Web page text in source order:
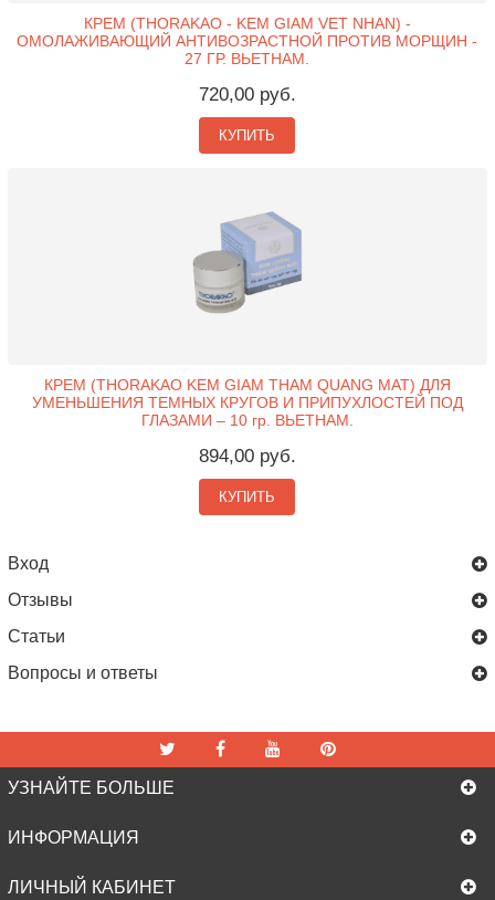
КРЕМ (THORAKAO - KEM GIAM VET NHAN) -
ОМОЛАЖИВАЮЩИЙ АНТИВОЗРАСТНОЙ ПРОТИВ МОРЩИН -
27 ГР. ВЬЕТНАМ.
720,00 руб.
КУПИТЬ
КРЕМ (THORAKAO KEM GIAM THAM QUANG MAT) ДЛЯ
УМЕНЬШЕНИЯ ТЕМНЫХ КРУГОВ И ПРИПУХЛОСТЕЙ ПОД
ГЛАЗАМИ – 10 гр. ВЬЕТНАМ.
894,00 руб.
КУПИТЬ
Вход
Отзывы
Статьи
Вопросы и ответы
УЗНАЙТЕ БОЛЬШЕ
ИНФОРМАЦИЯ
ЛИЧНЫЙ КАБИНЕТ